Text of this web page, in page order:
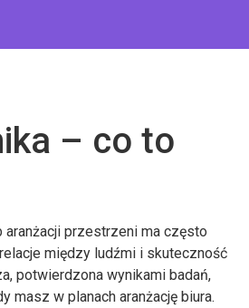
– co to
przestrzeni ma często
między ludźmi i skuteczność
potwierdzona wynikami badań,
masz w planach aranżację biura.